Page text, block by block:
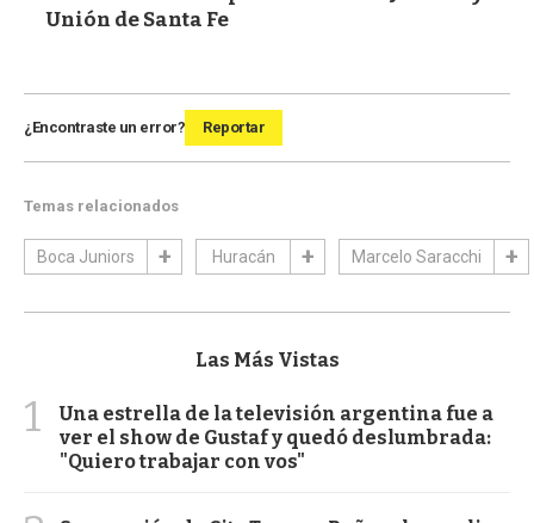
Unión de Santa Fe
¿Encontraste un error? Reportar
Temas relacionados
Boca Juniors Huracán Marcelo Saracchi
Las Más Vistas
1
Una estrella de la televisión argentina fue a
ver el show de Gustaf y quedó deslumbrada:
"Quiero trabajar con vos"